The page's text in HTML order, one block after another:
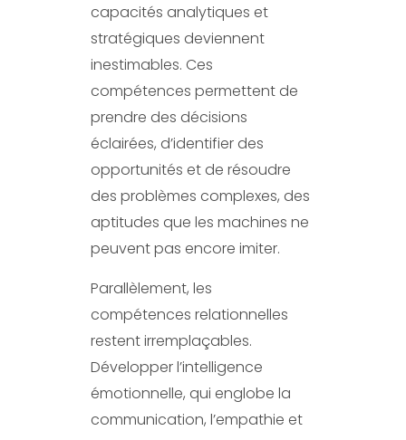
capacités analytiques et
stratégiques deviennent
inestimables. Ces
compétences permettent de
prendre des décisions
éclairées, d’identifier des
opportunités et de résoudre
des problèmes complexes, des
aptitudes que les machines ne
peuvent pas encore imiter.
Parallèlement, les
compétences relationnelles
restent irremplaçables.
Développer l’intelligence
émotionnelle, qui englobe la
communication, l’empathie et